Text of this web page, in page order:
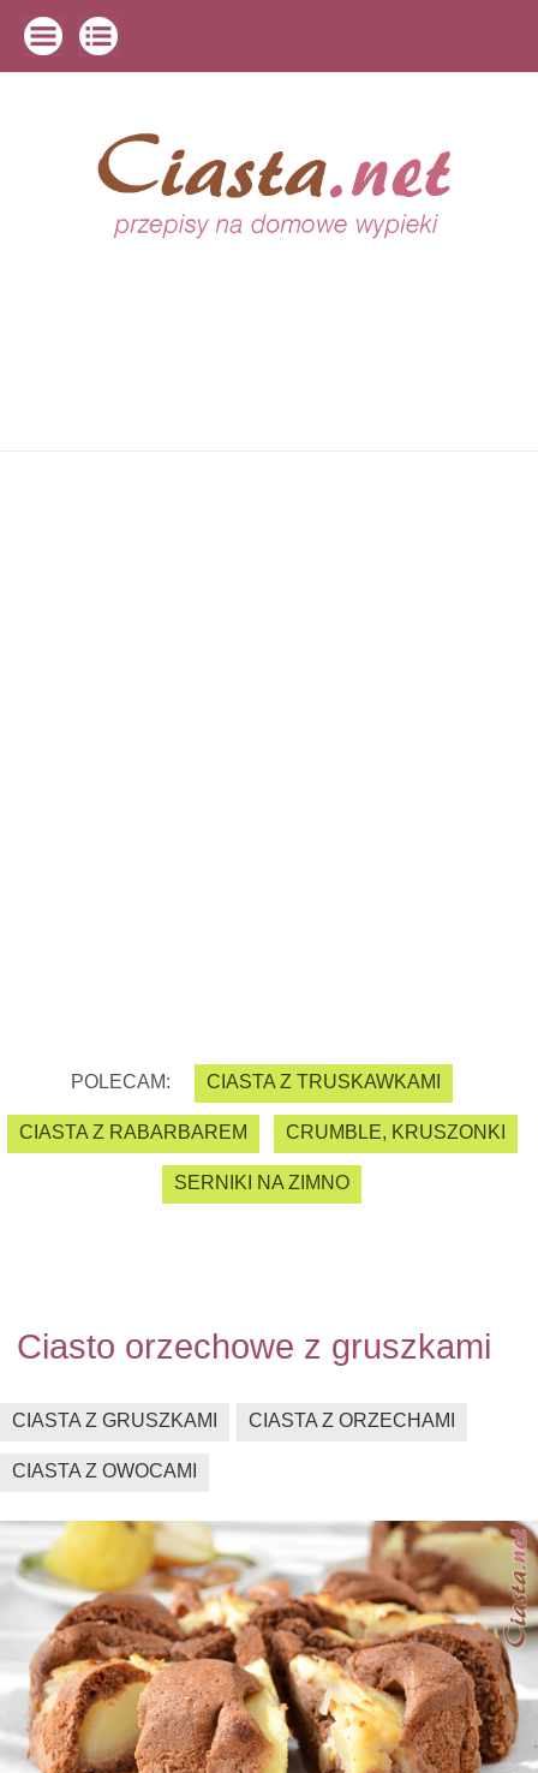
POLECAM: CIASTA Z TRUSKAWKAMI
CIASTA Z RABARBAREM CRUMBLE, KRUSZONKI
SERNIKI NA ZIMNO
Ciasto orzechowe z gruszkami
CIASTA Z GRUSZKAMI CIASTA Z ORZECHAMI
CIASTA Z OWOCAMI